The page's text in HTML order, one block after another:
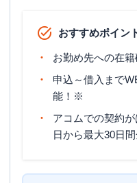
おすすめポイン
お勤め先への在籍
申込～借入まで
能！※
アコムでの契約
日から最大30日間